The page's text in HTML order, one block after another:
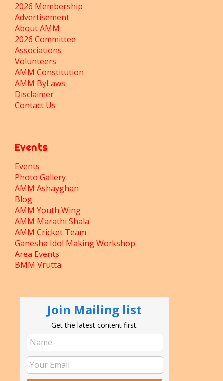
2026 Membership
Advertisement
About AMM
2026 Committee
Associations
Volunteers
AMM Constitution
AMM ByLaws
Disclaimer
Contact Us
Events
Events
Photo Gallery
AMM Ashayghan
Blog
AMM Youth Wing
AMM Marathi Shala
AMM Cricket Team
Ganesha Idol Making Workshop
Area Events
BMM Vrutta
Join Mailing list
Get the latest content first.